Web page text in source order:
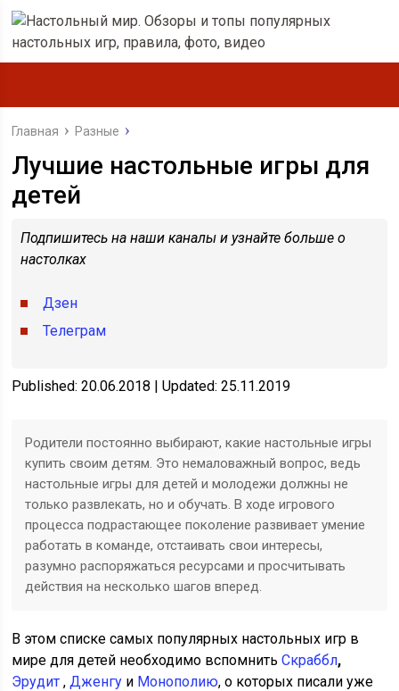
Главная Разные
Лучшие настольные игры для
детей
Подпишитесь на наши каналы и узнайте больше о
настолках
Дзен
Телеграм
Published: 20.06.2018 | Updated: 25.11.2019
Родители постоянно выбирают, какие настольные игры
купить своим детям. Это немаловажный вопрос, ведь
настольные игры для детей и молодежи должны не
только развлекать, но и обучать. В ходе игрового
процесса подрастающее поколение развивает умение
работать в команде, отстаивать свои интересы,
разумно распоряжаться ресурсами и просчитывать
действия на несколько шагов вперед.
В этом списке самых популярных настольных игр в
мире для детей необходимо вспомнитьСкраббл,
Эрудит ,Дженгу и Монополию, о которых писали уже